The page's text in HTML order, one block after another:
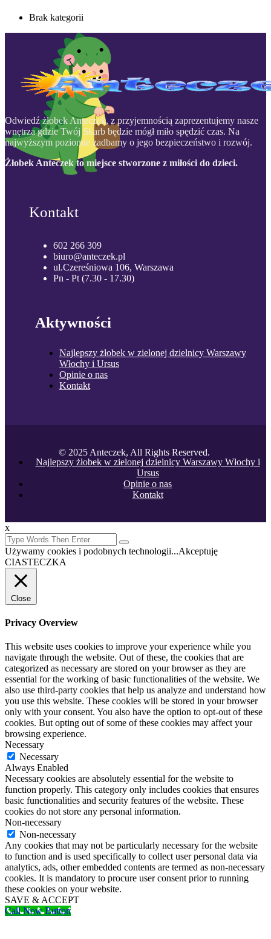
Brak kategorii
Odwiedź żłobek Anteczek, z przyjemnością zaprezentujemy nasze
wnętrza gdzie Twój Skarb będzie mógł miło spędzić czas. Na
najwyższym poziomie zadbamy o jego bezpieczeństwo i rozwój.
Żłobek Anteczek to miejsce stworzone z miłości do dzieci.
Kontakt
602 266 309
biuro@anteczek.pl
ul.Czereśniowa 106, Warszawa
Pn - Pt (7.30 - 17.30)
Aktywności
Najlepszy żłobek w zielonej dzielnicy Warszawy
Włochy i Ursus
Opinie o nas
Kontakt
© 2025 Anteczek, All Rights Reserved.
Najlepszy żłobek w zielonej dzielnicy Warszawy Włochy i
Ursus
Opinie o nas
Kontakt
x
Używamy cookies i podobnych technologii...Akceptuję
CIASTECZKA
Close
Privacy Overview
This website uses cookies to improve your experience while you
navigate through the website. Out of these, the cookies that are
categorized as necessary are stored on your browser as they are
essential for the working of basic functionalities of the website. We
also use third-party cookies that help us analyze and understand how
you use this website. These cookies will be stored in your browser
only with your consent. You also have the option to opt-out of these
cookies. But opting out of some of these cookies may affect your
browsing experience.
Necessary
Necessary
Always Enabled
Necessary cookies are absolutely essential for the website to
function properly. This category only includes cookies that ensures
basic functionalities and security features of the website. These
cookies do not store any personal information.
Non-necessary
Non-necessary
Any cookies that may not be particularly necessary for the website
to function and is used specifically to collect user personal data via
analytics, ads, other embedded contents are termed as non-necessary
cookies. It is mandatory to procure user consent prior to running
these cookies on your website.
SAVE & ACCEPT
Call Now Button